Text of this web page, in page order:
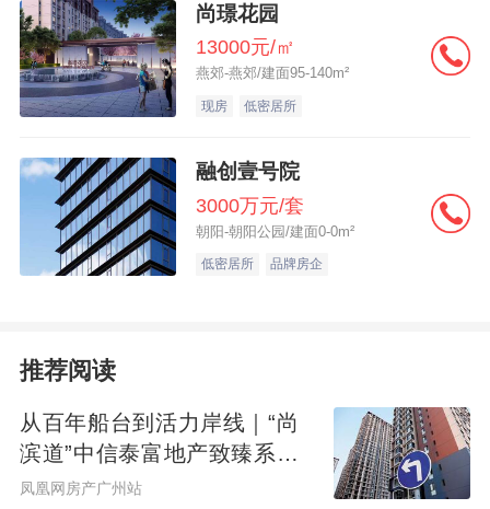
尚璟花园
13000元/㎡
燕郊-燕郊/建面95-140m²
现房 低密居所
融创壹号院
3000万元/套
朝阳-朝阳公园/建面0-0m²
低密居所 品牌房企
推荐阅读
从百年船台到活力岸线｜“尚
滨道”中信泰富地产致臻系首
秀广州&广州滨江天地商业愿
凤凰网房产广州站